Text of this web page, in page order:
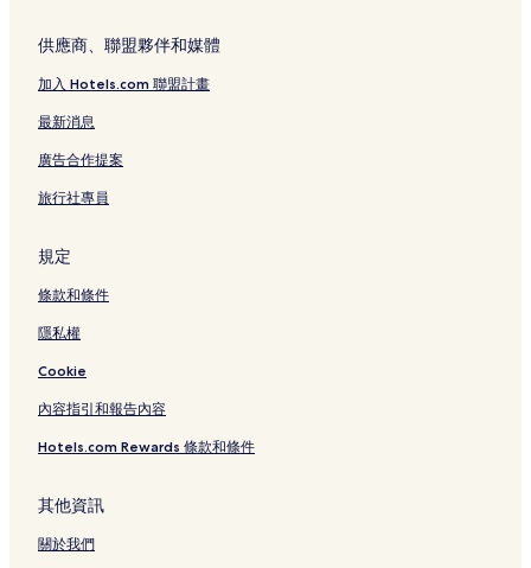
供應商、聯盟夥伴和媒體
加入 Hotels.com 聯盟計畫
最新消息
廣告合作提案
旅行社專員
規定
條款和條件
隱私權
Cookie
內容指引和報告內容
Hotels.com Rewards 條款和條件
其他資訊
關於我們